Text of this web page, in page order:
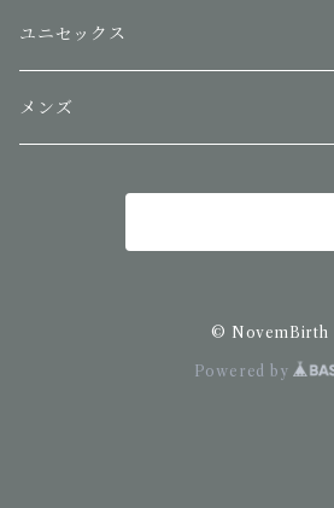
ユニセックス
メンズ
© NovemBirth
Powered by